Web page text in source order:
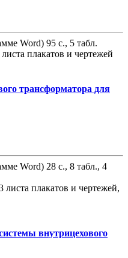
Word) 95 с., 5 табл.
плакатов и чертежей
трансформатора для
Word) 28 с., 8 табл., 4
плакатов и чертежей,
внутрицехового